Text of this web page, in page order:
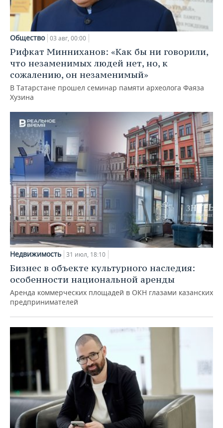
Общество 03 авг, 00:00
Рифкат Минниханов: «Как бы ни говорили,
что незаменимых людей нет, но, к
сожалению, он незаменимый»
В Татарстане прошел семинар памяти археолога Фаяза
Хузина
Недвижимость 31 июл, 18:10
Бизнес в объекте культурного наследия:
особенности национальной аренды
Аренда коммерческих площадей в ОКН глазами казанских
предпринимателей